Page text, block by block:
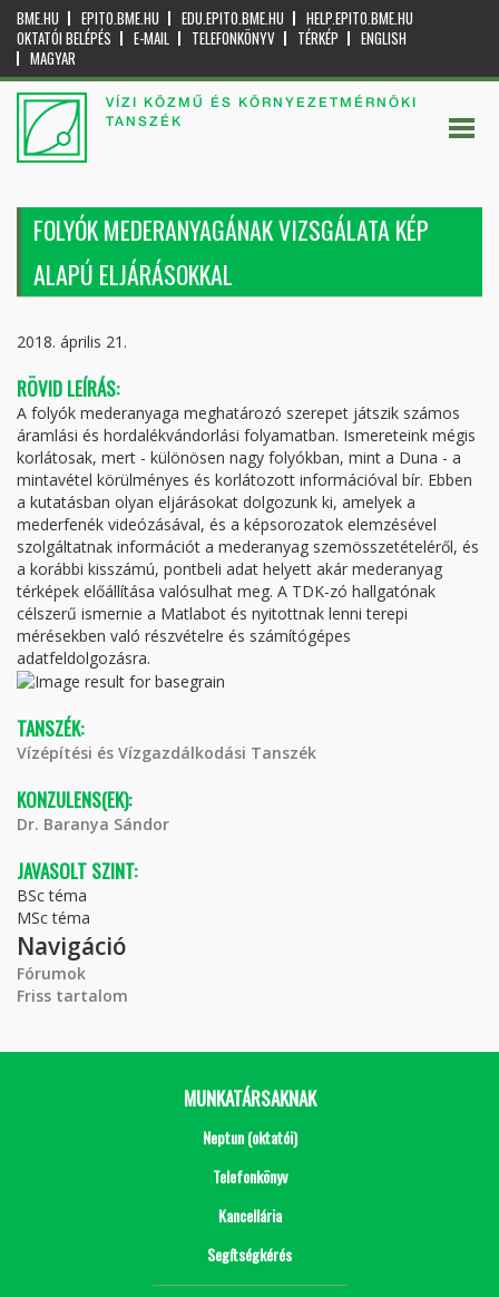
BME.HU EPITO.BME.HU EDU.EPITO.BME.HU
HELP.EPITO.BME.HU
OKTATÓI BELÉPÉS
E-MAIL TELEFONKÖNYV TÉRKÉP
ENGLISH
MAGYAR
VÍZI KÖZMŰ ÉS KÖRNYEZETMÉRNÖKI
TANSZÉK
FOLYÓK MEDERANYAGÁNAK VIZSGÁLATA KÉP
ALAPÚ ELJÁRÁSOKKAL
2018. április 21.
RÖVID LEÍRÁS:
A folyók mederanyaga meghatározó szerepet játszik számos
áramlási és hordalékvándorlási folyamatban. Ismereteink mégis
korlátosak, mert - különösen nagy folyókban, mint a Duna - a
mintavétel körülményes és korlátozott információval bír. Ebben
a kutatásban olyan eljárásokat dolgozunk ki, amelyek a
mederfenék videózásával, és a képsorozatok elemzésével
szolgáltatnak információt a mederanyag szemösszetételéről, és
a korábbi kisszámú, pontbeli adat helyett akár mederanyag
térképek előállítása valósulhat meg. A TDK-zó hallgatónak
célszerű ismernie a Matlabot és nyitottnak lenni terepi
mérésekben való részvételre és számítógépes
adatfeldolgozásra.
TANSZÉK:
Vízépítési és Vízgazdálkodási Tanszék
KONZULENS(EK):
Dr. Baranya Sándor
JAVASOLT SZINT:
BSc téma
MSc téma
Navigáció
Fórumok
Friss tartalom
MUNKATÁRSAKNAK
Neptun (oktatói)
Telefonkönyv
Kancellária
Segítségkérés